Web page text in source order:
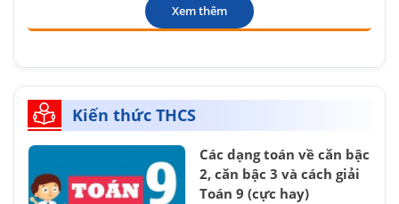
Xem thêm
Kiến thức THCS
Các dạng toán về căn bậc
2, căn bậc 3 và cách giải
Toán 9 (cực hay)